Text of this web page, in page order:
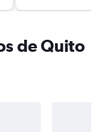
de Quito